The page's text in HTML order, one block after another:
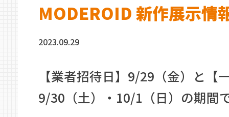
MODEROID 新作展示情
2023.09.29
【業者招待日】9/29（金）と【
9/30（土）・10/1（日）の期間